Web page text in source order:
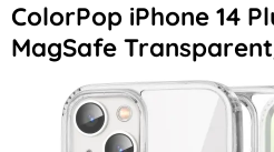
ColorPop iPhone 14
MagSafe
Hoppa
över
Bilder